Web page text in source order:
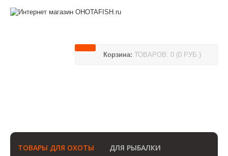
Корзина: ТОВАРОВ: 0 (0 РУБ.)
ТОВАРЫ ДЛЯ ОХОТЫ ДЛЯ РЫБАЛКИ